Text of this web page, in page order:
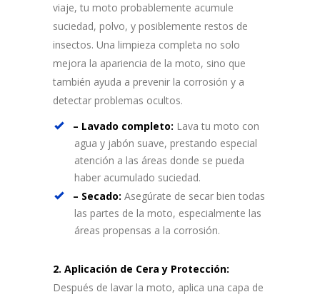
viaje, tu moto probablemente acumule
suciedad, polvo, y posiblemente restos de
insectos. Una limpieza completa no solo
mejora la apariencia de la moto, sino que
también ayuda a prevenir la corrosión y a
detectar problemas ocultos.
– Lavado completo: Lava tu moto con
agua y jabón suave, prestando especial
atención a las áreas donde se pueda
haber acumulado suciedad.
– Secado: Asegúrate de secar bien todas
las partes de la moto, especialmente las
áreas propensas a la corrosión.
2. Aplicación de Cera y Protección:
Después de lavar la moto, aplica una capa de